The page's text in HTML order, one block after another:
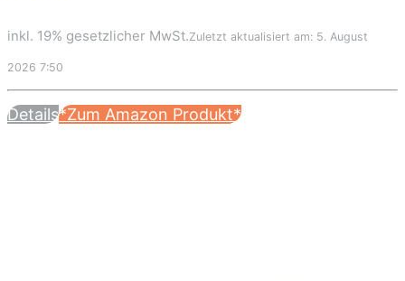
inkl. 19% gesetzlicher MwSt.Zuletzt aktualisiert am: 5. August
2026 7:50
Details*Zum Amazon Produkt*